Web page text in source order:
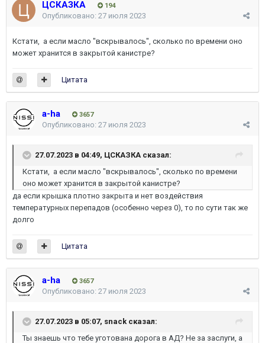
ЦСКАЗКА 194
Опубликовано: 27 июля 2023
Кстати, а если масло "вскрывалось", сколько по времени оно
может хранится в закрытой канистре?
Цитата
a-ha 3657
Опубликовано: 27 июля 2023
27.07.2023 в 04:49, ЦСКАЗКА сказал:
Кстати, а если масло "вскрывалось", сколько по времени
оно может хранится в закрытой канистре?
да если крышка плотно закрыта и нет воздействия
температурных перепадов (особенно через 0), то по сути так же
долго
Цитата
a-ha 3657
Опубликовано: 27 июля 2023
27.07.2023 в 05:07, snack сказал:
Ты знаешь что тебе уготована дорога в АД? Не за заслуги, а